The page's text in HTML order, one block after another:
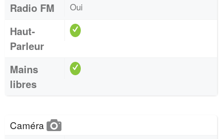
Radio FM Oui
Haut-
Parleur
Mains
libres
Caméra